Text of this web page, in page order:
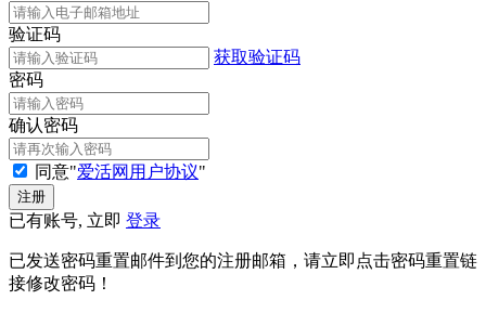
验证码
获取验证码
密码
确认密码
同意"爱活网用户协议"
已有账号, 立即 登录
已发送密码重置邮件到您的注册邮箱，请立即点击密码重置链
接修改密码！